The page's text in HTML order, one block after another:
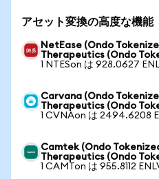
アセット変換の高度な機能
NetEase (Ondo
Therapeutics (Ondo
1 NTESon は 928.0627
Carvana (Ondo
Therapeutics (Ondo
1 CVNAon は 2494.6208
Camtek (Ondo
Therapeutics (Ondo
1 CAMTon は 955.8112